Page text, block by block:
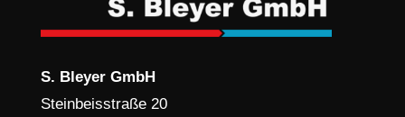
S. Bleyer GmbH
Steinbeisstraße 20